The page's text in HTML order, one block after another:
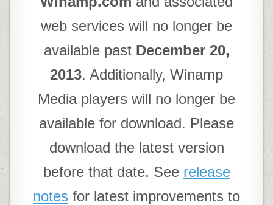
web services will no longer be
available past December 20,
2013. Additionally, Winamp
Media players will no longer be
available for download. Please
download the latest version
before that date. See release
notes for latest improvements to